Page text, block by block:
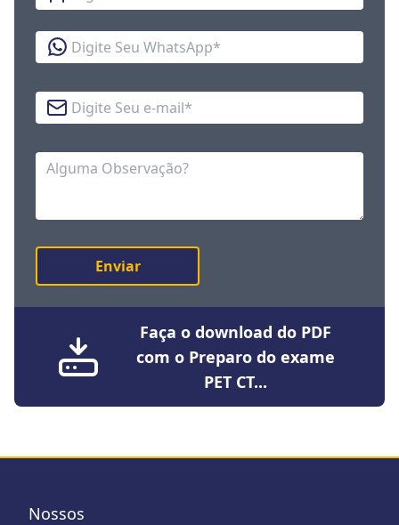
WhatsApp
E-mail
Observação
Enviar
Faça o download do PDF
com o Preparo do exame
PET CT...
Nossos